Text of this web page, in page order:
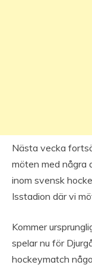
Nästa vecka
möten med några
inom svensk
Isstadion där vi
Kommer
spelar nu för
hockeymatch